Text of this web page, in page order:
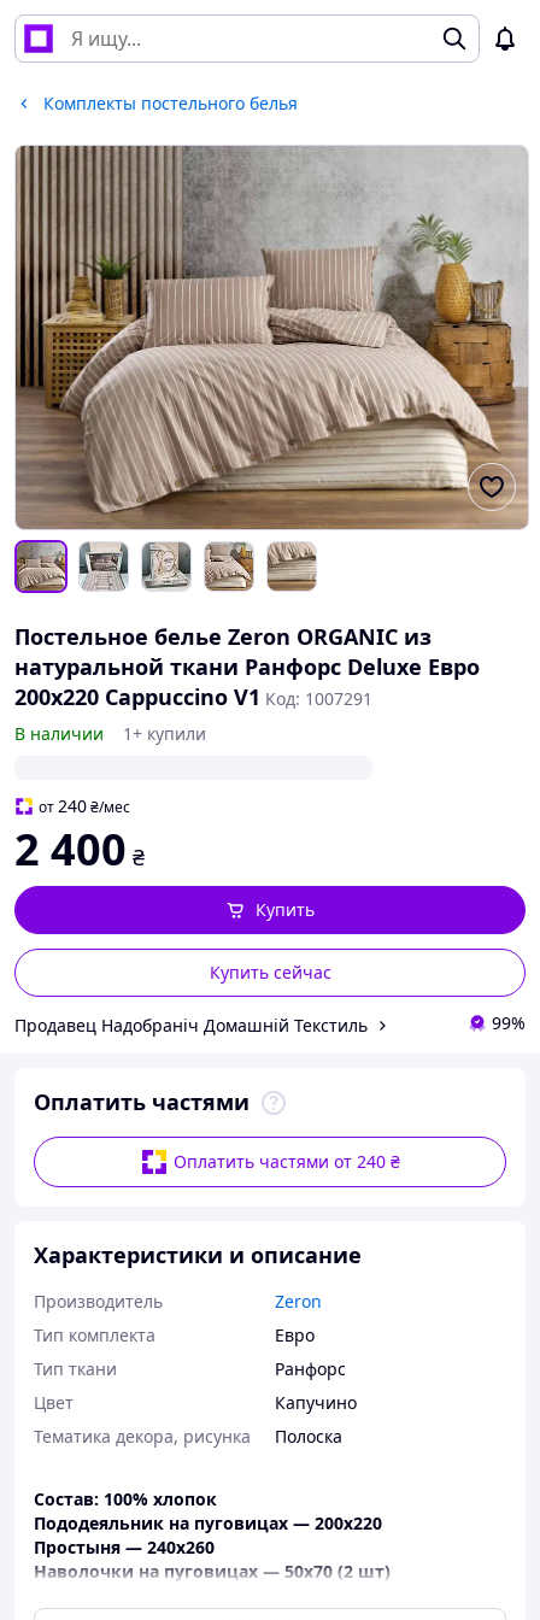
Комплекты постельного белья
Постельное белье Zeron ORGANIC из
натуральной ткани Ранфорс Deluxe Евро
200х220 Cappuccino V1 Код: 1007291
В наличии
1+ купили
от240₴/мес
2 400 ₴
Купить сейчас
Купить
Продавец Надобраніч Домашній Текстиль 99%
Оплатить частями
Оплатить частями от 240 ₴
Характеристики и описание
Производитель
Zeron
Тип комплекта
Евро
Тип ткани
Ранфорс
Цвет
Капучино
Тематика декора, рисунка
Полоска
Состав: 100% хлопок
Пододеяльник на пуговицах — 200х220
Простыня — 240х260
Наволочки на пуговицах — 50х70 (2 шт)